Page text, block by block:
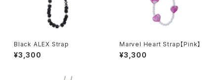
Black ALEX Strap
¥3,300
Marvel Heart Strap【Pink】
¥3,300